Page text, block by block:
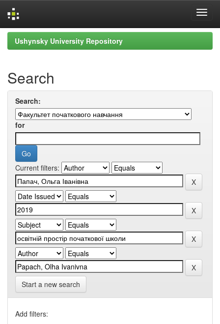
Skip
navigation
Ushynsky University Repository
Search
Search:
for
Current filters:
Start a new search
Add filters: